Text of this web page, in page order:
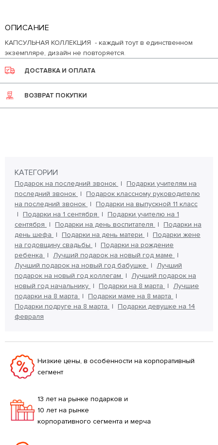
ОПИСАНИЕ
КАПСУЛЬНАЯ КОЛЛЕКЦИЯ - каждый тоут в единственном
экземпляре, дизайн не повторяется.
ДОСТАВКА И ОПЛАТА
ВОЗВРАТ ПОКУПКИ
КАТЕГОРИИ
Подарок на последний звонок
Подарки учителям на
последний звонок
Подарок классному руководителю
на последний звонок
Подарки на выпускной 11 класс
Подарки на 1 сентября
Подарки учителю на 1
сентября
Подарки на день воспитателя
Подарки на
день шефа
Подарки на день матери
Подарки жене
на годовщину свадьбы
Подарки на рождение
ребенка
Лучший подарок на новый год маме
Лучший подарок на новый год бабушке
Лучший
подарок на новый год коллегам
Лучший подарок на
новый год начальнику
Подарки на 8 марта
Лучшие
подарки на 8 марта
Подарки маме на 8 марта
Подарки подруге на 8 марта
Подарки девушке на 14
февраля
Низкие цены, в особенности на корпоративный
сегмент
13 лет на рынке подарков и
10 лет на рынке
корпоративного сегмента и мерча